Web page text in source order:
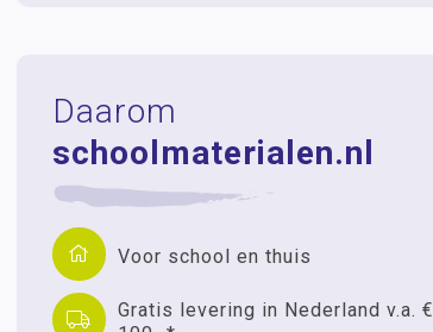
Daarom
schoolmaterialen.nl
Voor school en thuis
Gratis levering in Nederland v.a. €